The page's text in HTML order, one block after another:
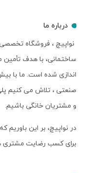
درباره ما
نواپیچ ، فروشگاه
ساختمانی، با هدف
صنعتی ، تلاش می کنیم پلی
و مشتریان خانگی باشیم.
در نواپیچ، بر این
برای کسب رضایت مشتری